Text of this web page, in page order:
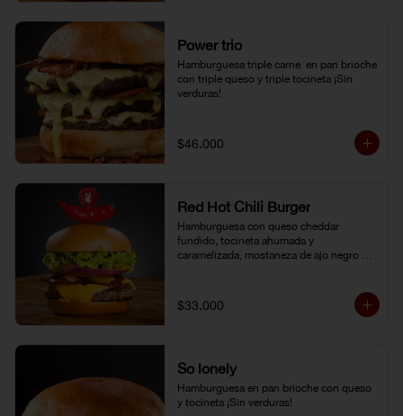
Power trio
Hamburguesa triple carne  en pan brioche
con triple queso y triple tocineta ¡Sin
verduras!
$46.000
Red Hot Chili Burger
Hamburguesa con queso cheddar
fundido, tocineta ahumada y
caramelizada, mostaneza de ajo negro y
famoso chili con carne al lado.
$33.000
So lonely
Hamburguesa en pan brioche con queso
y tocineta ¡Sin verduras!